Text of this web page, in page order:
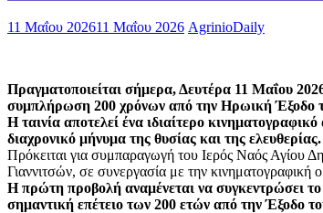
11 Μαΐου 202611 Μαΐου 2026 AgrinioDaily
Πραγματοποιείται σήμερα, Δευτέρα 11 Μαΐου
συμπλήρωση 200 χρόνων από την Ηρωική Έξοδο
Η ταινία αποτελεί ένα ιδιαίτερο
διαχρονικό μήνυμα της θυσίας και της ελευθερίας.
Πρόκειται για συμπαραγωγή του Ιερός Ναός Αγίου
Γιαννιτσών, σε συνεργασία με την
Η πρώτη προβολή αναμένεται να συγκεντρώσει
σημαντική επέτειο των 200 ετών από την Έξοδο